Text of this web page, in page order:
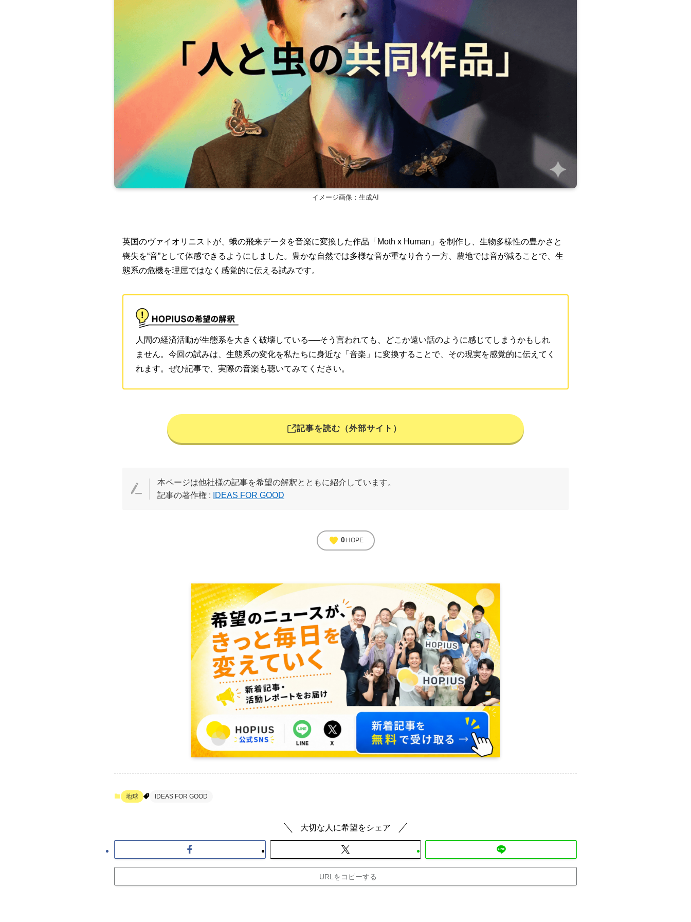
イメージ画像：生成AI
英国のヴァイオリニストが、蛾の飛来データを音楽に変換した作品「Moth x Human」を制作し、生物多様性の豊かさと
喪失を“音”として体感できるようにしました。豊かな自然では多様な音が重なり合う一方、農地では音が減ることで、生
態系の危機を理屈ではなく感覚的に伝える試みです。
人間の経済活動が生態系を大きく破壊している──そう言われても、どこか遠い話のように感じてしまうかもしれ
ません。今回の試みは、生態系の変化を私たちに身近な「音楽」に変換することで、その現実を感覚的に伝えてく
れます。ぜひ記事で、実際の音楽も聴いてみてください。
記事を読む（外部サイト）
本ページは他社様の記事を希望の解釈とともに紹介しています。
記事の著作権 :
IDEAS FOR GOOD
favorite 0 HOPE
地球 IDEAS FOR GOOD
大切な人に希望をシェア
URLをコピーする